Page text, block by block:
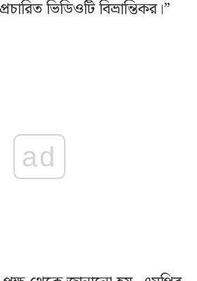
ভিডিওটি বিভ্রান্তিকর।”
ad